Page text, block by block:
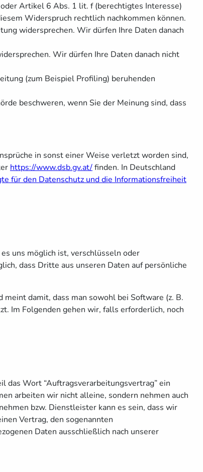
Artikel 6 Abs. 1 lit. f (berechtigtes Interesse)
Widerspruch rechtlich nachkommen können.
widersprechen. Wir dürfen Ihre Daten danach
Wir dürfen Ihre Daten danach nicht
(zum Beispiel Profiling) beruhenden
beschweren, wenn Sie der Meinung sind, dass
in sonst einer Weise verletzt worden sind,
https://www.dsb.gv.at/finden. In Deutschland
für den Datenschutz und die Informationsfreiheit
uns möglich ist, verschlüsseln oder
dass Dritte aus unseren Daten auf persönliche
damit, dass man sowohl bei Software (z. B.
Im Folgenden gehen wir, falls erforderlich, noch
Wort “Auftragsverarbeitungsvertrag” ein
arbeiten wir nicht alleine, sondern nehmen auch
bzw. Dienstleister kann es sein, dass wir
Vertrag, den sogenannten
Daten ausschließlich nach unserer